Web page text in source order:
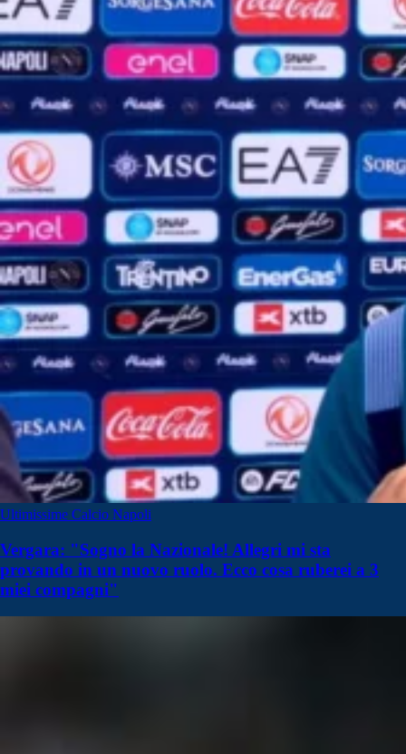
Ultimissime Calcio Napoli
Vergara: "Sogno la Nazionale! Allegri mi sta
provando in un nuovo ruolo. Ecco cosa ruberei a 3
miei compagni"